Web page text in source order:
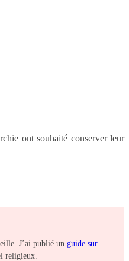
ont souhaité conserver leur
J’ai publié un guide sur
religieux.